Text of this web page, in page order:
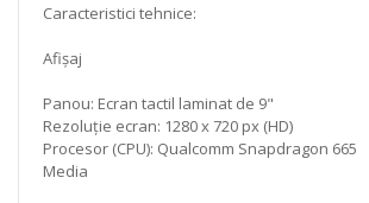
Caracteristici tehnice:
Afișaj
Panou: Ecran tactil laminat de 9"
Rezoluție ecran: 1280 x 720 px (HD)
Procesor (CPU): Qualcomm Snapdragon 665
Media